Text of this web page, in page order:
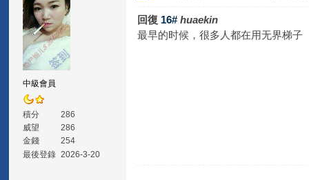
中級會員
積分
286
威望
286
金錢
254
最後登錄 2026-3-20
回復 16# huaekin
最早的时候，很多人都在用无界梯子